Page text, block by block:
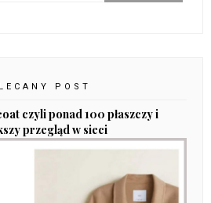
POST
czyli ponad 100 płaszczy i
przegląd w sieci